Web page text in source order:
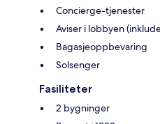
Concierge-tjenester
Aviser i lobbyen
Bagasjeoppbevaring
Solsenger
Fasiliteter
2 bygninger